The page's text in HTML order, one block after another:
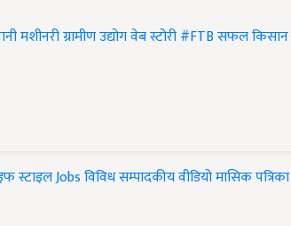
मशीनरीग्रामीण उद्योगवेब स्टोरी#FTBसफल किसान
स्टाइलJobsविविधसम्पादकीयवीडियोमासिक पत्रिका